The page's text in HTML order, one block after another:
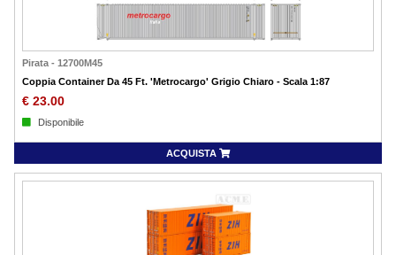
Pirata - 12700M45
Coppia Container Da 45 Ft. 'Metrocargo' Grigio Chiaro - Scala 1:87
€ 23.00
Disponibile
ACQUISTA